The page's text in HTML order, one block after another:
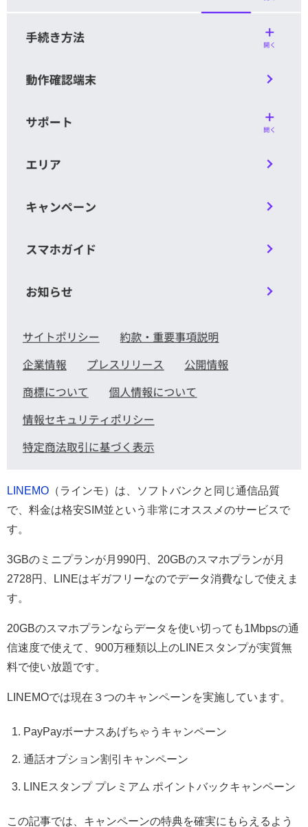
LINEMO （ラインモ）は、ソフトバンクと同じ通信品質
で、料金は格安SIM並という非常にオススメのサービスで
す。
3GBのミニプランが月990円、20GBのスマホプランが月
2728円、LINEはギガフリーなのでデータ消費なしで使えま
す。
20GBのスマホプランならデータを使い切っても1Mbpsの通
信速度で使えて、900万種類以上のLINEスタンプが実質無
料で使い放題です。
LINEMOでは現在３つのキャンペーンを実施しています。
PayPayボーナスあげちゃうキャンペーン
通話オプション割引キャンペーン
LINEスタンプ プレミアム ポイントバックキャンペーン
この記事では、キャンペーンの特典を確実にもらえるよう